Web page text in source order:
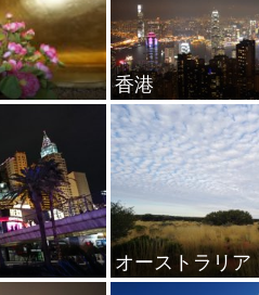
香港
オーストラリア